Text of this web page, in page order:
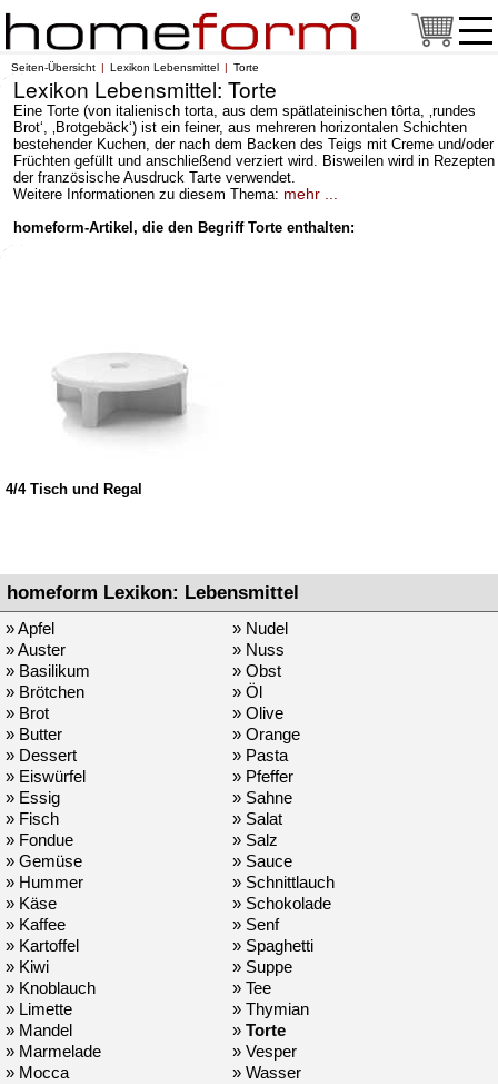
Seiten-Übersicht Lexikon Lebensmittel Torte
Lexikon Lebensmittel: Torte
Eine Torte (von italienisch torta, aus dem spätlateinischen tôrta, ‚rundes
Brot‘, ‚Brotgebäck‘) ist ein feiner, aus mehreren horizontalen Schichten
bestehender Kuchen, der nach dem Backen des Teigs mit Creme und/oder
Früchten gefüllt und anschließend verziert wird. Bisweilen wird in Rezepten
der französische Ausdruck Tarte verwendet.
Weitere Informationen zu diesem Thema: mehr ...
homeform-Artikel, die den Begriff Torte enthalten:
4/4 Tisch und Regal
homeform Lexikon: Lebensmittel
» Apfel
» Auster
» Basilikum
» Brötchen
» Brot
» Butter
» Dessert
» Eiswürfel
» Essig
» Fisch
» Fondue
» Gemüse
» Hummer
» Käse
» Kaffee
» Kartoffel
» Kiwi
» Knoblauch
» Limette
» Mandel
» Marmelade
» Mocca
» Nudel
» Nuss
» Obst
» Öl
» Olive
» Orange
» Pasta
» Pfeffer
» Sahne
» Salat
» Salz
» Sauce
» Schnittlauch
» Schokolade
» Senf
» Spaghetti
» Suppe
» Tee
» Thymian
» Torte
» Vesper
» Wasser